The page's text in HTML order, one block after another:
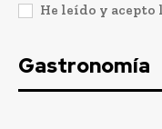
He leído y acepto
Gastronomía